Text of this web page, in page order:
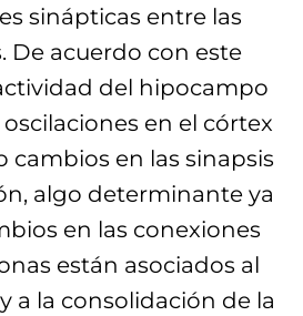
sinápticas entre las
De acuerdo con este
del hipocampo
en el córtex
cambios en las sinapsis
algo determinante ya
en las conexiones
están asociados al
a la consolidación de la